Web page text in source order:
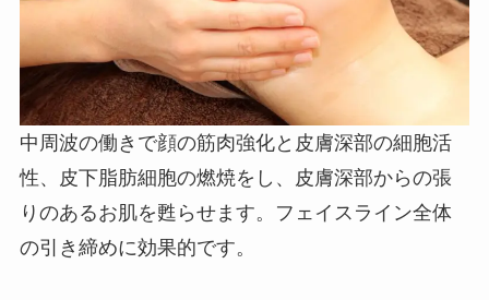
中周波の働きで顔の筋肉強化と皮膚深部の細胞活
性、皮下脂肪細胞の燃焼をし、皮膚深部からの張
りのあるお肌を甦らせます。フェイスライン全体
の引き締めに効果的です。